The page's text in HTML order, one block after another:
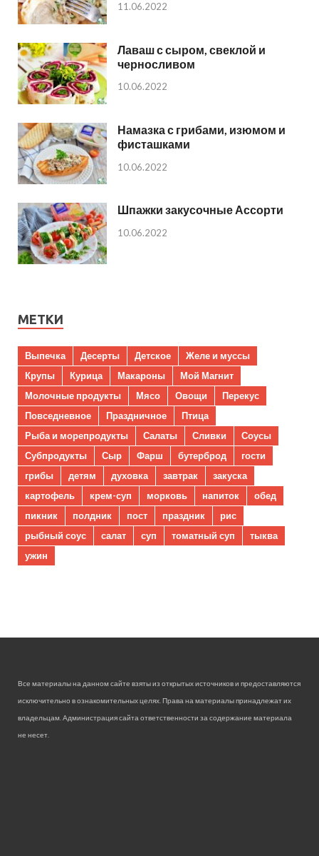
11.06.2022
Лаваш с сыром, свеклой и
черносливом
10.06.2022
Намазка с грибами, изюмом и
фисташками
10.06.2022
Шпажки закусочные Ассорти
10.06.2022
МЕТКИ
Выпечка Десерты Детское
Желе и муссы
Крупы
Курица Макароны
Мой Магнит
Молочные продукты
Мясо Овощи
Перекус
Повседневное
Праздничное
Птица
Рыба и морепродукты
Салаты Сливки
Соусы
Субпродукты
Сыр Фарш бутерброд
гости
грибы
детям духовка завтрак
закуска
картофель
крем-суп морковь напиток
обед
пикник
полдник пост праздник
рис
рыбный соус
салат суп томатный суп
тыква
ужин
Все материалы на данном сайте взяты из открытых источников и предоставляются
исключительно в ознакомительных целях. Права на материалы принадлежат их
владельцам. Администрация сайта ответственности за содержание материала
не несет.